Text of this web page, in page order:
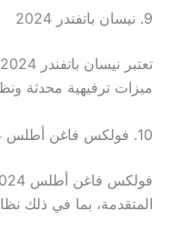
9. نيسان باتفندر 2024
ميزات ترفيهية محدثة
10. فولكس فاغن أطلس 2024
المتقدمة، بما في ذلك